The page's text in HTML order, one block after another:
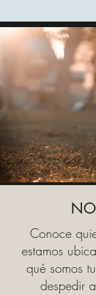
Conoce
estamos
qué somos
despedir